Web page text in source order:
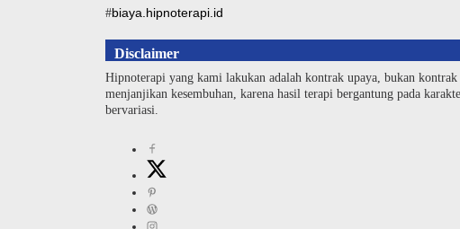
#biaya.hipnoterapi.id
Disclaimer
Hipnoterapi yang kami lakukan adalah kontrak upaya, bukan
menjanjikan kesembuhan, karena hasil terapi bergantung pada
bervariasi.